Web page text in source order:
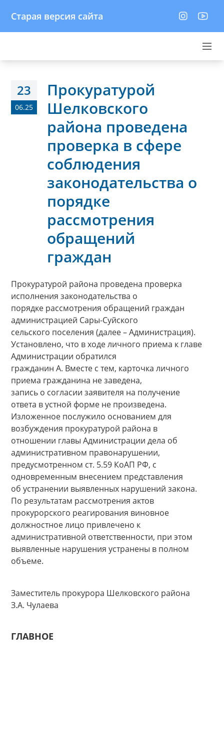
Старая версия сайта
23
06.25
Прокуратурой
Шелковского
района проведена
проверка в сфере
соблюдения
законодательства о
порядке
рассмотрения
обращений
граждан
Прокуратурой района проведена проверка
исполнения законодательства о
порядке рассмотрения обращений граждан
администрацией Сары-Суйского
сельского поселения (далее – Администрация).
Установлено, что в ходе личного приема к главе
Администрации обратился
гражданин А. Вместе с тем, карточка личного
приема гражданина не заведена,
запись о согласии заявителя на получение
ответа в устной форме не произведена.
Изложенное послужило основанием для
возбуждения прокуратурой района в
отношении главы Администрации дела об
административном правонарушении,
предусмотренном ст. 5.59 КоАП РФ, с
одновременным внесением представления
об устранении выявленных нарушений закона.
По результатам рассмотрения актов
прокурорского реагирования виновное
должностное лицо привлечено к
административной ответственности, при этом
выявленные нарушения устранены в полном
объеме.
Заместитель прокурора Шелковского района
З.А. Чулаева
ГЛАВНОЕ